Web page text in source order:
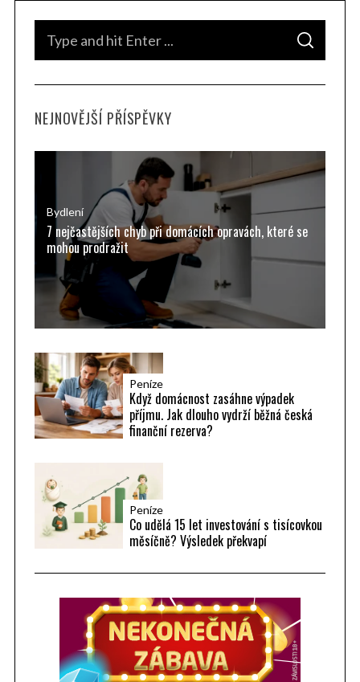
c
S
A
C
NEJNOVĚJŠÍ PŘÍSPĚVKY
Bydlení
7 nejčastějších chyb při domácích opravách, které se
mohou prodražit
Peníze
Když domácnost zasáhne výpadek
příjmu. Jak dlouho vydrží běžná česká
finanční rezerva?
Peníze
Co udělá 15 let investování s tisícovkou
měsíčně? Výsledek překvapí